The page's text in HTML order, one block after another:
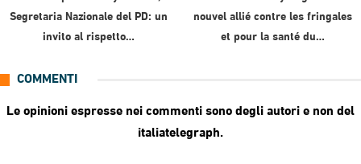
Segretaria Nazionale del PD: un
invito al rispetto…
nouvel allié contre les fringales
et pour la santé du…
COMMENTI
Le opinioni espresse nei commenti sono degli autori e non del
italiatelegraph.